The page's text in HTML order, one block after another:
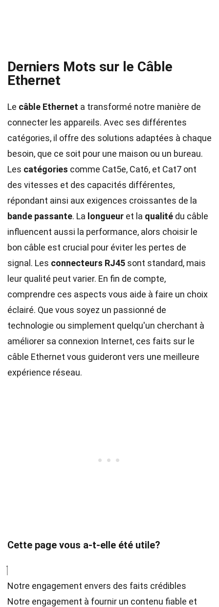
Derniers Mots sur le Câble
Ethernet
Le câble Ethernet a transformé notre manière de
connecter les appareils. Avec ses différentes
catégories, il offre des solutions adaptées à chaque
besoin, que ce soit pour une maison ou un bureau.
Les catégories comme Cat5e, Cat6, et Cat7 ont
des vitesses et des capacités différentes,
répondant ainsi aux exigences croissantes de la
bande passante. La longueur et la qualité du câble
influencent aussi la performance, alors choisir le
bon câble est crucial pour éviter les pertes de
signal. Les connecteurs RJ45 sont standard, mais
leur qualité peut varier. En fin de compte,
comprendre ces aspects vous aide à faire un choix
éclairé. Que vous soyez un passionné de
technologie ou simplement quelqu'un cherchant à
améliorer sa connexion Internet, ces faits sur le
câble Ethernet vous guideront vers une meilleure
expérience réseau.
Cette page vous a-t-elle été utile?
Notre engagement envers des faits crédibles
Notre engagement à fournir un contenu fiable et